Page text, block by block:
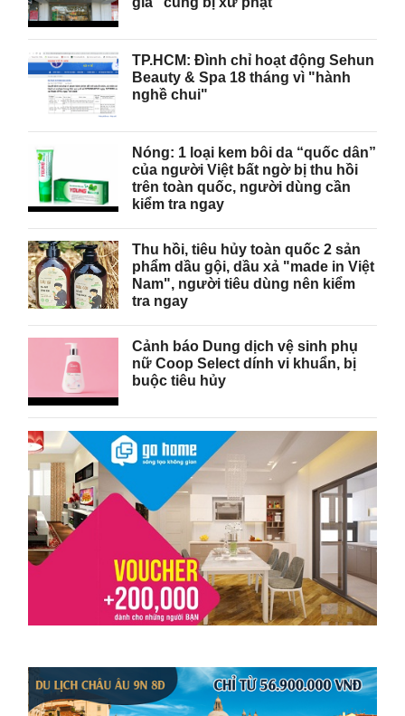
TP.HCM: Đình chỉ hoạt động Sehun
Beauty & Spa 18 tháng vì "hành
nghề chui"
Nóng: 1 loại kem bôi da “quốc dân”
của người Việt bất ngờ bị thu hồi
trên toàn quốc, người dùng cần
kiểm tra ngay
Thu hồi, tiêu hủy toàn quốc 2 sản
phẩm dầu gội, dầu xả "made in Việt
Nam", người tiêu dùng nên kiểm
tra ngay
Cảnh báo Dung dịch vệ sinh phụ
nữ Coop Select dính vi khuẩn, bị
buộc tiêu hủy